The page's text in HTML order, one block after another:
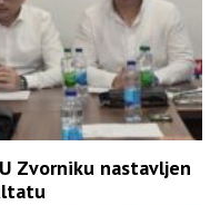
Zvorniku nastavljen